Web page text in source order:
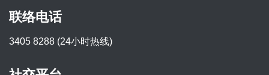
联络电话
3405 8288 (24小时热线)